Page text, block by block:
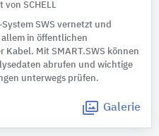
von SCHELL
System SWS vernetzt und
in öffentlichen
Mit SMART.SWS können
abrufen und wichtige
unterwegs prüfen.
Galerie